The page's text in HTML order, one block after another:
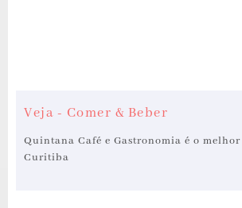
Veja - Comer & Beber
Quintana Café e Gastronomia é o
Curitiba